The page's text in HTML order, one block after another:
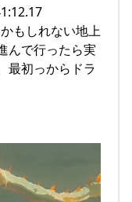
もしれない地上
んで行ったら実
最初っからドラ